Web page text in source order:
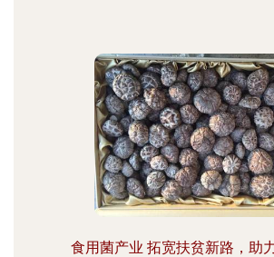
食用菌产业 拓宽扶贫新路，助